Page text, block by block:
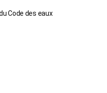
Code des eaux